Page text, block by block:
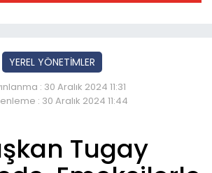
YEREL YÖNETİMLER
: 30 Aralık 2024 11:31
: 30 Aralık 2024 11:44
Tugay